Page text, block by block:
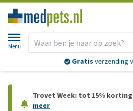
Menu
Gratis verzending
Trovet Week: tot 15%
meer